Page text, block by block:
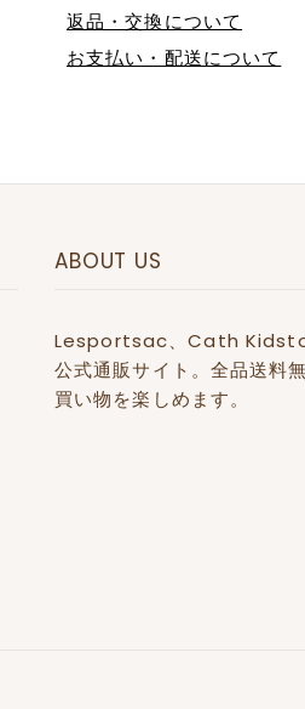
返品・交換について
お支払い・配送について
ABOUT US
Lesportsac、Cath Kidston
公式通販サイト。全品送料
買い物を楽しめます。